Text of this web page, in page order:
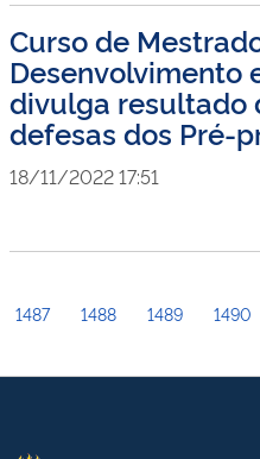
Curso de
Desenvolvimento
divulga resultado
defesas dos Pré-
18/11/2022 17:51
1487 1488 1489 1490